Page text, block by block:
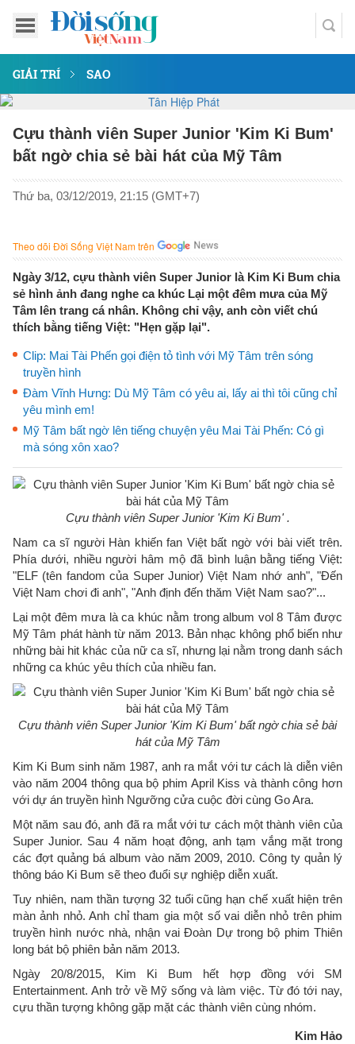
GIẢI TRÍ SAO
Cựu thành viên Super Junior 'Kim Ki Bum'
bất ngờ chia sẻ bài hát của Mỹ Tâm
Thứ ba, 03/12/2019, 21:15 (GMT+7)
Theo dõi Đời Sống Việt Nam trên
Ngày 3/12, cựu thành viên Super Junior là Kim Ki Bum chia
sẻ hình ảnh đang nghe ca khúc Lại một đêm mưa của Mỹ
Tâm lên trang cá nhân. Không chỉ vậy, anh còn viết chú
thích bằng tiếng Việt: "Hẹn gặp lại".
Clip: Mai Tài Phến gọi điện tỏ tình với Mỹ Tâm trên sóng
truyền hình
Đàm Vĩnh Hưng: Dù Mỹ Tâm có yêu ai, lấy ai thì tôi cũng chỉ
yêu mình em!
Mỹ Tâm bất ngờ lên tiếng chuyện yêu Mai Tài Phến: Có gì
mà sóng xôn xao?
Cựu thành viên Super Junior 'Kim Ki Bum' .
Nam ca sĩ người Hàn khiến fan Việt bất ngờ với bài viết trên.
Phía dưới, nhiều người hâm mộ đã bình luận bằng tiếng Việt:
"ELF (tên fandom của Super Junior) Việt Nam nhớ anh", "Đến
Việt Nam chơi đi anh", "Anh định đến thăm Việt Nam sao?"...
Lại một đêm mưa là ca khúc nằm trong album vol 8 Tâm được
Mỹ Tâm phát hành từ năm 2013. Bản nhạc không phổ biến như
những bài hit khác của nữ ca sĩ, nhưng lại nằm trong danh sách
những ca khúc yêu thích của nhiều fan.
Cựu thành viên Super Junior 'Kim Ki Bum' bất ngờ chia sẻ bài
hát của Mỹ Tâm
Kim Ki Bum sinh năm 1987, anh ra mắt với tư cách là diễn viên
vào năm 2004 thông qua bộ phim April Kiss và thành công hơn
với dự án truyền hình Ngưỡng cửa cuộc đời cùng Go Ara.
Một năm sau đó, anh đã ra mắt với tư cách một thành viên của
Super Junior. Sau 4 năm hoạt động, anh tạm vắng mặt trong
các đợt quảng bá album vào năm 2009, 2010. Công ty quản lý
thông báo Ki Bum sẽ theo đuổi sự nghiệp diễn xuất.
Tuy nhiên, nam thần tượng 32 tuổi cũng hạn chế xuất hiện trên
màn ảnh nhỏ. Anh chỉ tham gia một số vai diễn nhỏ trên phim
truyền hình nước nhà, nhận vai Đoàn Dự trong bộ phim Thiên
long bát bộ phiên bản năm 2013.
Ngày 20/8/2015, Kim Ki Bum hết hợp đồng với SM
Entertainment. Anh trở về Mỹ sống và làm việc. Từ đó tới nay,
cựu thần tượng không gặp mặt các thành viên cùng nhóm.
Kim Hảo